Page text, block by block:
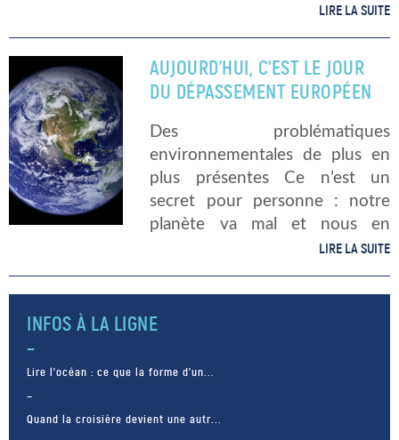
Intelligemment exploité, l’océan
nourriture qu’il ne le fait […]
LIRE LA SUITE
AUJOURD’HUI, C’EST LE JOUR
DU DÉPASSEMENT EUROPÉEN
Des problématiques
environnementales de plus en
plus présentes Ce n’est un
secret pour personne : notre
planète va mal et nous en
sommes tous responsables.
voix s’élèvent pour défendre
notre planète et nous faire
LIRE LA SUITE
INFOS À LA LIGNE
Lire l’océan : ce que la forme d’un...
Quand la croisière devient une autr...